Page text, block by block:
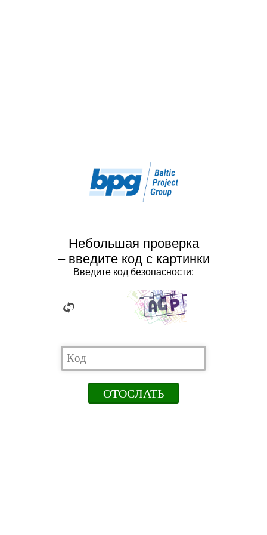
Небольшая проверка
– введите код с картинки
Введите код безопасности: